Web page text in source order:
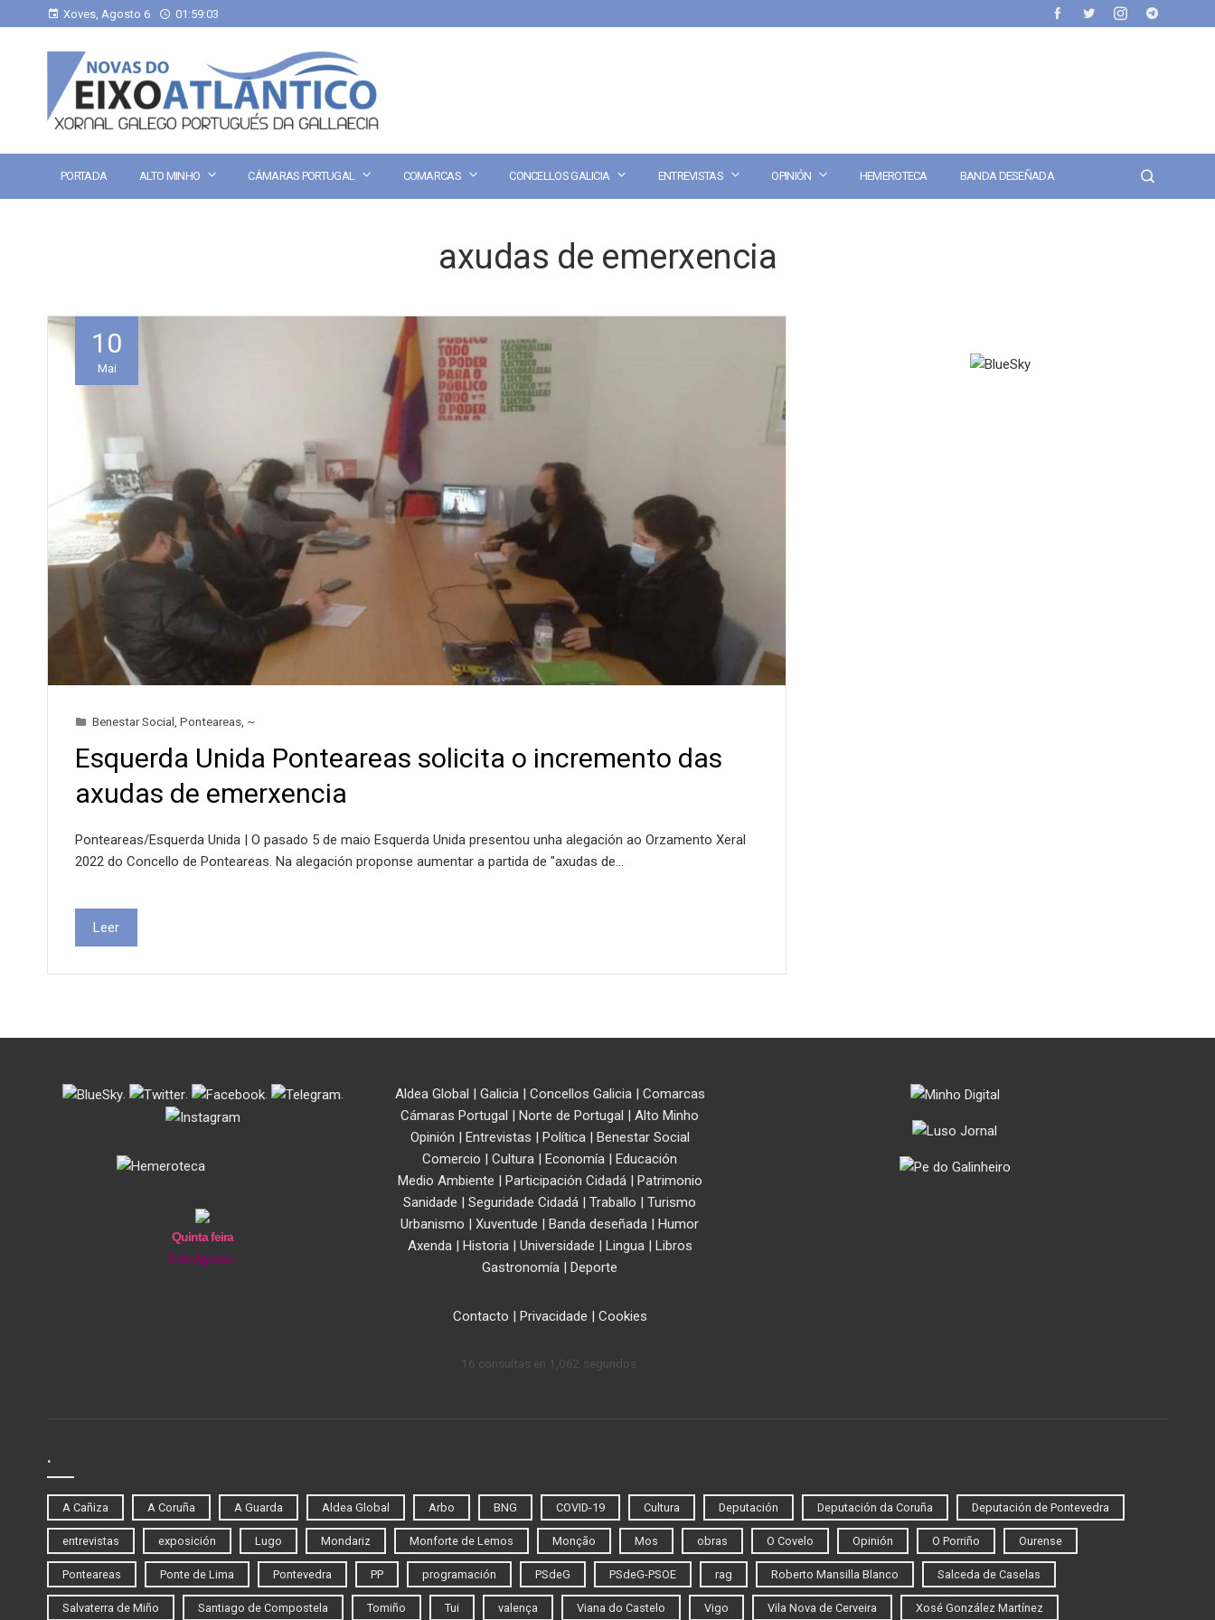
Xoves, Agosto 6 01:59:03
PORTADA ALTO MINHO CÁMARAS PORTUGAL COMARCAS CONCELLOS GALICIA ENTREVISTAS OPINIÓN HEMEROTECA BANDA DESEÑADA
axudas de emerxencia
10
Mai
Benestar Social Ponteareas ~
Esquerda Unida Ponteareas solicita o incremento das
axudas de emerxencia
Ponteareas/Esquerda Unida | O pasado 5 de maio Esquerda Unida presentou unha alegación ao Orzamento Xeral
2022 do Concello de Ponteareas. Na alegación proponse aumentar a partida de "axudas de…
Leer
. . . .
Quinta feira
6 de Agosto
Aldea Global | Galicia| Concellos Galicia| Comarcas
Cámaras Portugal | Norte de Portugal | Alto Minho
Opinión | Entrevistas | Política| Benestar Social
Comercio | Cultura | Economía | Educación
Medio Ambiente | Participación Cidadá| Patrimonio
Sanidade | Seguridade Cidadá | Traballo | Turismo
Urbanismo | Xuventude | Banda deseñada | Humor
Axenda| Historia| Universidade | Lingua| Libros
Gastronomía | Deporte
Contacto | Privacidade | Cookies
16 consultas en 1,062 segundos.
.
A Cañiza A Coruña A Guarda Aldea Global Arbo BNG COVID-19 Cultura Deputación Deputación da Coruña Deputación de Pontevedra
entrevistas exposición Lugo Mondariz Monforte de Lemos Monção Mos obras O Covelo Opinión O Porriño Ourense
Ponteareas Ponte de Lima Pontevedra PP programación PSdeG PSdeG-PSOE rag Roberto Mansilla Blanco Salceda de Caselas
Salvaterra de Miño Santiago de Compostela Tomiño Tui valença Viana do Castelo Vigo Vila Nova de Cerveira Xosé González Martínez